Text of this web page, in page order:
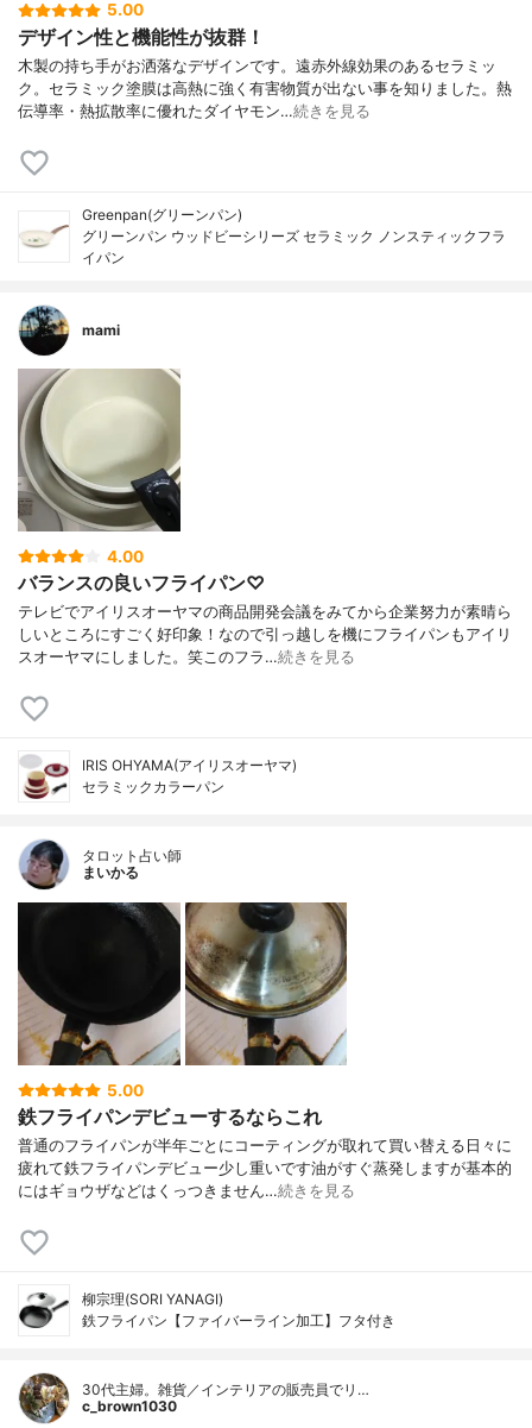
5.00
デザイン性と機能性が抜群！
木製の持ち手がお洒落なデザインです。遠赤外線効果のあるセラミッ
ク。セラミック塗膜は高熱に強く有害物質が出ない事を知りました。熱
伝導率・熱拡散率に優れたダイヤモン…続きを見る
Greenpan(グリーンパン)
グリーンパン ウッドビーシリーズ セラミック ノンスティックフラ
イパン
mami
4.00
バランスの良いフライパン♡
テレビでアイリスオーヤマの商品開発会議をみてから企業努力が素晴ら
しいところにすごく好印象！なので引っ越しを機にフライパンもアイリ
スオーヤマにしました。笑このフラ…続きを見る
IRIS OHYAMA(アイリスオーヤマ)
セラミックカラーパン
タロット占い師
まいかる
5.00
鉄フライパンデビューするならこれ
普通のフライパンが半年ごとにコーティングが取れて買い替える日々に
疲れて鉄フライパンデビュー少し重いです油がすぐ蒸発しますが基本的
にはギョウザなどはくっつきません…続きを見る
柳宗理(SORI YANAGI)
鉄フライパン【ファイバーライン加工】フタ付き
30代主婦。雑貨／インテリアの販売員でリ…
c_brown1030